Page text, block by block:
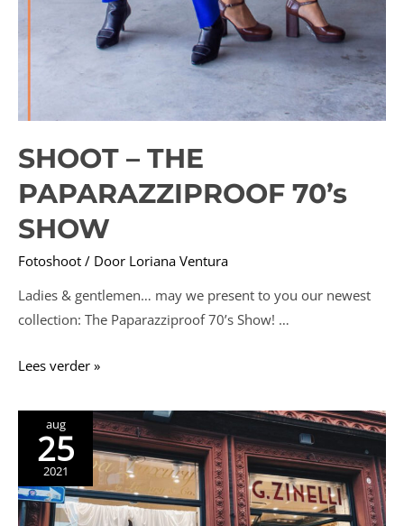
SHOOT – THE
PAPARAZZIPROOF 70’s
SHOW
Fotoshoot / Door Loriana Ventura
Ladies & gentlemen… may we present to you our newest
collection: The Paparazziproof 70’s Show! …
SHOOT
THE
PAPARAZZIPROOF
70’s
SHOW
Lees verder »
aug
25
2021